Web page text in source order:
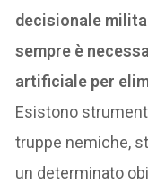
decisionale
sempre è
artificiale per
Esistono
truppe nemiche,
un determinato